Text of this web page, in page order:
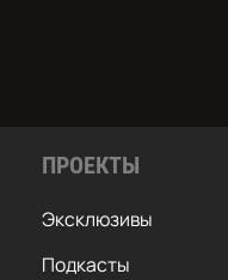
ПРОЕКТЫ
Эксклюзивы
Подкасты